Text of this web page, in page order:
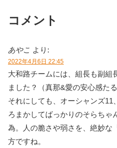
コメント
あやこ より:
2022年4月6日 22:45
大和路チームには、組長も副組
ました？（真那&愛の安心感たる
それにしても、オーシャンズ11
ろまかしてばっかりのそらちゃ
為。人の脆さや弱さを、絶妙な
方ですね。